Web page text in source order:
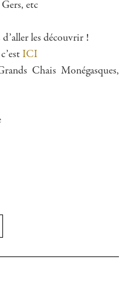
etc
les découvrir !
ICI
Chais Monégasques,